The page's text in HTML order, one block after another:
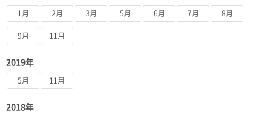
1月 2月 3月 5月 6月 7月 8月
9月 11月
2019年
5月 11月
2018年